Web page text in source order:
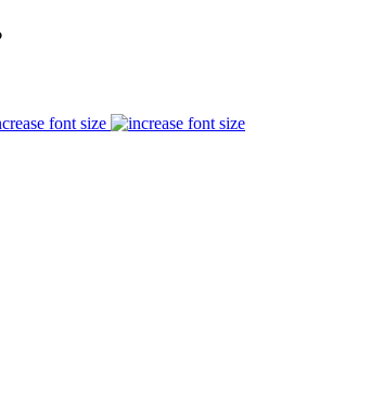
font size